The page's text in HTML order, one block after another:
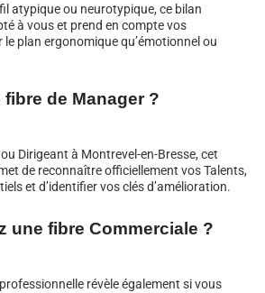
atypique ou neurotypique, ce bilan
à vous et prend en compte vos
plan ergonomique qu’émotionnel ou
de Manager ?
Dirigeant à Montrevel-en-Bresse, cet
de reconnaître officiellement vos Talents,
et d’identifier vos clés d’amélioration.
une fibre Commerciale ?
révèle également si vous